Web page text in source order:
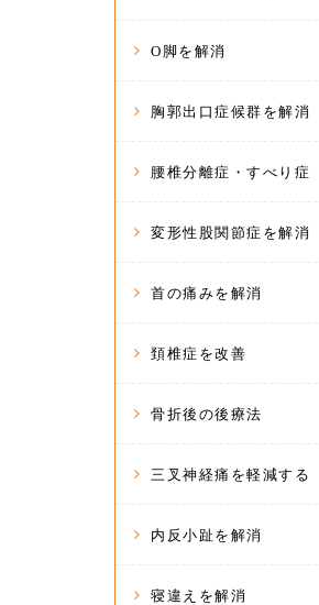
O脚を解消
胸郭出口症候群を解消
腰椎分離症・すべり症
変形性股関節症を解消
首の痛みを解消
頚椎症を改善
骨折後の後療法
三叉神経痛を軽減する
内反小趾を解消
寝違えを解消